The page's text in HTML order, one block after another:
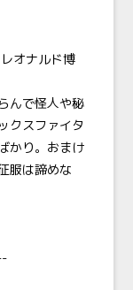
オナルド博
んで怪人や秘
クスファイタ
かり。おまけ
服は諦めな